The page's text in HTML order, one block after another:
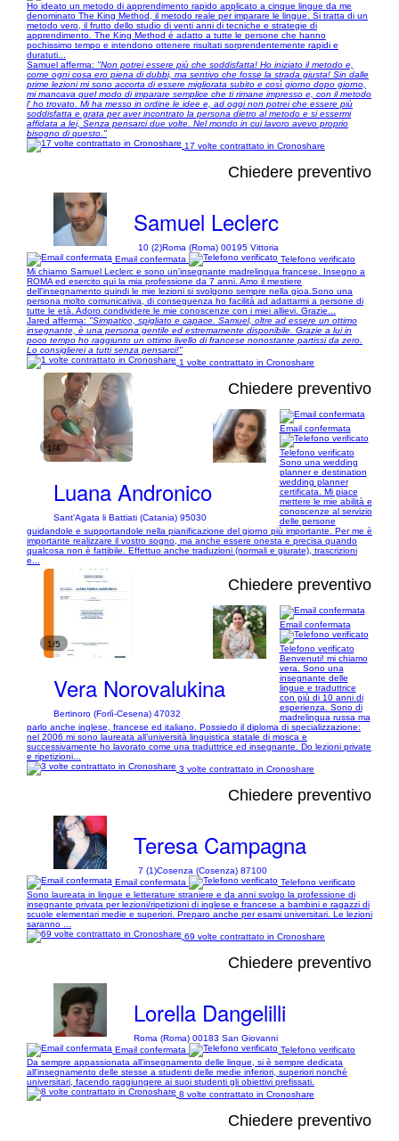
Ho ideato un metodo di apprendimento rapido applicato a cinque lingue da me
denominato The King Method, il metodo reale per imparare le lingue. Si tratta di un
metodo vero, il frutto dello studio di venti anni di tecniche e strategie di
apprendimento. The King Method é adatto a tutte le persone che hanno
pochissimo tempo e intendono ottenere risultati sorprendentemente rapidi e
duratuti...
Samuel afferma: "Non potrei essere più che soddisfatta! Ho iniziato il metodo e,
come ogni cosa ero piena di dubbi, ma sentivo che fosse la strada giusta! Sin dalle
prime lezioni mi sono accorta di essere migliorata subito e così giorno dopo giorno,
mi mancava quel modo di imparare semplice che ti rimane impresso e, con il metodo
l' ho trovato. Mi ha messo in ordine le idee e, ad oggi non potrei che essere più
soddisfatta e grata per aver incontrato la persona dietro al metodo e si essermi
affidata a lei, Senza pensarci due volte. Nel mondo in cui lavoro avevo proprio
bisogno di questo."
17 volte contrattato in Cronoshare
Chiedere preventivo
Samuel Leclerc
10 (2)Roma (Roma) 00195 Vittoria
Email confermata
Telefono verificato
Mi chiamo Samuel Leclerc e sono un'insegnante madrelingua francese. Insegno a
ROMA ed esercito qui la mia professione da 7 anni. Amo il mestiere
dell'insegnamento quindi le mie lezioni si svolgono sempre nella gioa. ​ Sono una
persona molto comunicativa, di conseguenza ho facilità ad adattarmi a persone di
tutte le età. Adoro condividere le mie conoscenze con i miei allievi. Grazie...
Jared afferma: "Simpatico, spigliato e capace. Samuel, oltre ad essere un ottimo
insegnante, è una persona gentile ed estremamente disponibile. Grazie a lui in
poco tempo ho raggiunto un ottimo livello di francese nonostante partissi da zero.
Lo consiglierei a tutti senza pensarci!"
1 volte contrattato in Cronoshare
1/4
Chiedere preventivo
Luana Andronico
Sant'Agata li Battiati (Catania) 95030
Email confermata
Telefono verificato
Sono una wedding
planner e destination
wedding planner
certificata. Mi piace
mettere le mie abilità e
conoscenze al servizio
delle persone
guidandole e supportandole nella pianificazione del giorno più importante. Per me è
importante realizzare il vostro sogno, ma anche essere onesta e precisa quando
qualcosa non è fattibile. Effettuo anche traduzioni (normali e giurate), trascrizioni
e...
1/5
Chiedere preventivo
Vera Norovalukina
Bertinoro (Forlì-Cesena) 47032
Email confermata
Telefono verificato
Benvenuti! mi chiamo
vera. Sono una
insegnante delle
lingue e traduttrice
con più di 10 anni di
esperienza. Sono di
madrelingua russa ma
parlo anche inglese, francese ed italiano. Possiedo il diploma di specializzazione:
nel 2006 mi sono laureata all’università linguistica statale di mosca e
successivamente ho lavorato come una traduttrice ed insegnante. Do lezioni private
e ripetizioni...
3 volte contrattato in Cronoshare
Chiedere preventivo
Teresa Campagna
7 (1)Cosenza (Cosenza) 87100
Email confermata
Telefono verificato
Sono laureata in lingue e letterature straniere e da anni svolgo la professione di
insegnante privata per lezioni/ripetizioni di inglese e francese a bambini e ragazzi di
scuole elementari medie e superiori. Preparo anche per esami universitari. Le lezioni
saranno ...
69 volte contrattato in Cronoshare
Chiedere preventivo
Lorella Dangelilli
Roma (Roma) 00183 San Giovanni
Email confermata
Telefono verificato
Da sempre appassionata all'insegnamento delle lingue, si è sempre dedicata
all'insegnamento delle stesse a studenti delle medie inferiori, superiori nonché
universitari, facendo raggiungere ai suoi studenti gli obiettivi prefissati.
8 volte contrattato in Cronoshare
Chiedere preventivo